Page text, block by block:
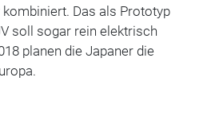
Das als Prototyp
soll sogar rein elektrisch
planen die Japaner die